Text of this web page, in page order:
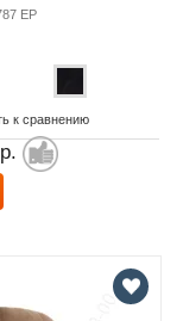
EP
к сравнению
р.